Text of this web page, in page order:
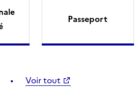
Passeport
Voir tout